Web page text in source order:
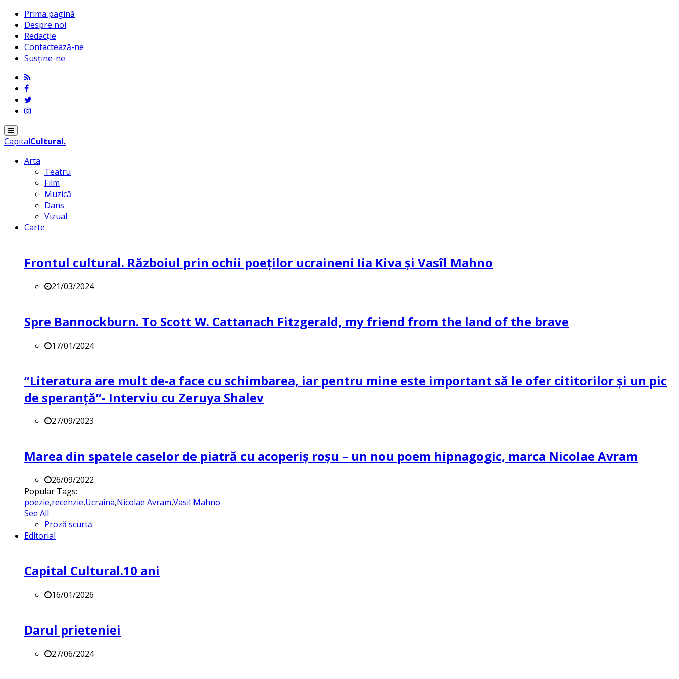
Prima pagină
Despre noi
Redacție
Contactează-ne
Susține-ne
Menu
CapitalCultural.
Arta
Teatru
Film
Muzică
Dans
Vizual
Carte
Frontul cultural. Războiul prin ochii poeților ucraineni Iia Kiva și Vasîl Mahno
21/03/2024
Spre Bannockburn. To Scott W. Cattanach Fitzgerald, my friend from the land of the brave
17/01/2024
”Literatura are mult de-a face cu schimbarea, iar pentru mine este important să le ofer cititorilor și un pic
de speranță”- Interviu cu Zeruya Shalev
27/09/2023
Marea din spatele caselor de piatră cu acoperiș roșu – un nou poem hipnagogic, marca Nicolae Avram
26/09/2022
Popular Tags:
poezie,recenzie,Ucraina,Nicolae Avram,Vasil Mahno
See All
Proză scurtă
Editorial
Capital Cultural.10 ani
16/01/2026
Darul prieteniei
27/06/2024